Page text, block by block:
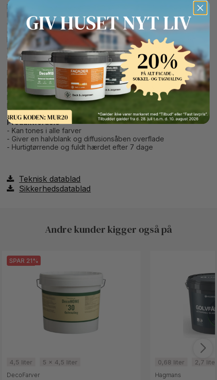
Her på siden kan du købe den smarte maling til dit gulv, nemlig
Hagmans 1K gulvmaling. Vi leverer gulvmalingen fra Hagmans til
dig inden for 1-3 hverdage, og dagen før levering modtager
du en SMS eller e-mail fra os. Husk, at du får gratis fragt på din
bestilling, når du køber for over 499,- her på webshoppen. Du
er også meget velkommen til at hente din Hagmans 1K
gulvmaling på vores hovedlager i Odense.
Har du spørgsmål til Hagmans 1K gulvmaling, kan du altid
kontakte os via e-mail, telefon eller vores chat her på siden.
Her sidder vi klar til at hjælpe og guide dig, så du nemt og
hurtigt kan komme i gang med at male dine gulve med
Hagmans 1K gulvmaling.
Produktfordele
- Kan tones i alle farver
- Giver en halvblank og diffusionsåben overflade
- Hurtigtørrende og fuldt hærdet efter 7 dage
Teknisk datablad
Sikkerhedsdatablad
Andre kunder kigger også på
SPAR 21%
4,5 liter 5 x 4,5 liter
DecoFarver
0,68 liter 2,7
Hagmans
Button Text